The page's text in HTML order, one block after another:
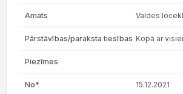
Valdes
Kopā ar
15.12.2021